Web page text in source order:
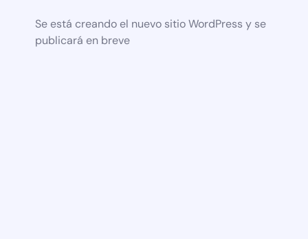
Se está creando el nuevo sitio WordPress y se
publicará en breve